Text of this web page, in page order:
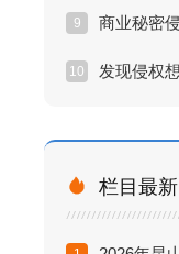
9
10
 栏目最新